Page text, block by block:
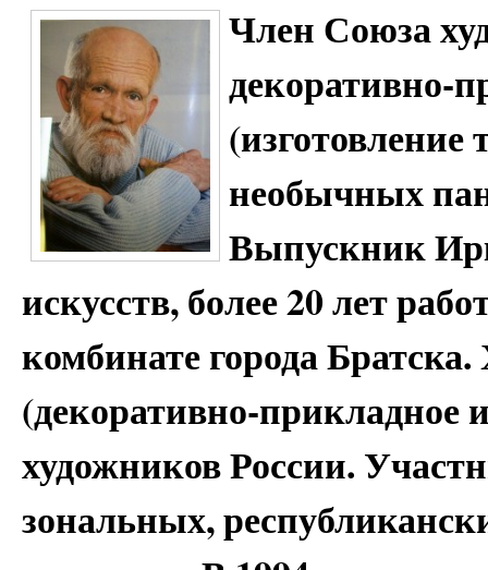
Член Союза
декоративно-
(изготовление
необычных
Выпускник
искусств, более 20 лет
комбинате города
(декоративно-прикладное
художников России.
зональных,